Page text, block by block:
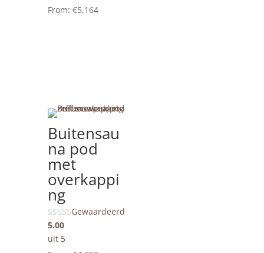
From: €5,164
Buitensau
na pod
met
overkappi
ng
Gewaardeerd
5.00
uit 5